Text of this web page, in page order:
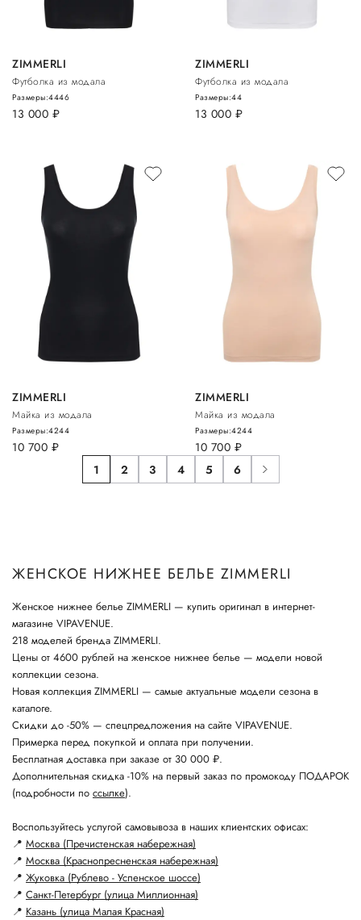
ZIMMERLI
Футболка из модала
13 000 руб.
Размеры:4446
ZIMMERLI
Футболка из модала
13 000 руб.
Размеры:44
ZIMMERLI
Майка из модала
10 700 руб.
Размеры:4244
ZIMMERLI
Майка из модала
10 700 руб.
Размеры:4244
1 2 3 4 5 6
ЖЕНСКОЕ НИЖНЕЕ БЕЛЬЕ ZIMMERLI
Женское нижнее белье ZIMMERLI — купить оригинал в интернет-
магазине VIPAVENUE.
218 моделей бренда ZIMMERLI.
Цены от 4600 рублей на женское нижнее белье — модели новой
коллекции сезона.
Новая коллекция ZIMMERLI — самые актуальные модели сезона в
каталоге.
Скидки до -50% — спецпредложения на сайте VIPAVENUE.
Примерка перед покупкой и оплата при получении.
Бесплатная доставка при заказе от 30 000 ₽.
Дополнительная скидка -10% на первый заказ по промокоду ПОДАРОК
(подробности по ссылке).
Воспользуйтесь услугой самовывоза в наших клиентских офисах:
📍 Москва (Пречистенская набережная)
📍 Москва (Краснопресненская набережная)
📍 Жуковка (Рублево - Успенское шоссе)
📍 Санкт-Петербург (улица Миллионная)
📍 Казань (улица Малая Красная)